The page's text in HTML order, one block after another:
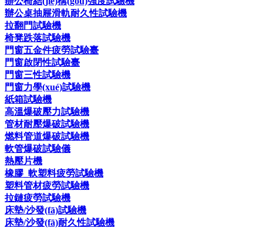
辦公桌抽屜滑軌耐久性試驗機
拉翻門試驗機
椅凳跌落試驗機
門窗五金件疲勞試驗臺
門窗啟閉性試驗臺
門窗三性試驗機
門窗力學(xué)試驗機
紙箱試驗機
高溫爆破壓力試驗機
管材耐壓爆破試驗機
燃料管道爆破試驗機
軟管爆破試驗儀
熱壓片機
橡膠_軟塑料疲勞試驗機
塑料管材疲勞試驗機
拉鏈疲勞試驗機
床墊/沙發(fā)試驗機
床墊/沙發(fā)耐久性試驗機